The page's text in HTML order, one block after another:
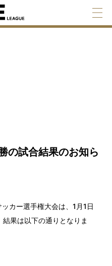
の試合結果のお知ら
カー選手権大会は、1月1日
果は以下の通りとなりま